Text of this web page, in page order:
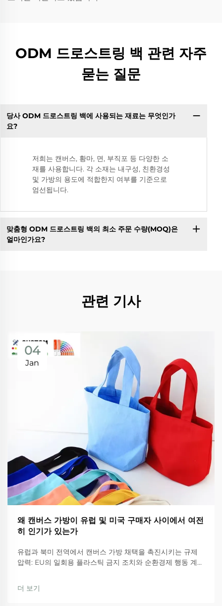
ODM 드로스트링 백 관련 자주
묻는 질문
당사 ODM 드로스트링 백에 사용되는 재료는 무엇인가
요?
저희는 캔버스, 황마, 면, 부직포 등 다양한 소
재를 사용합니다. 각 소재는 내구성, 친환경성
및 가방의 용도에 적합한지 여부를 기준으로
엄선됩니다.
맞춤형 ODM 드로스트링 백의 최소 주문 수량(MOQ)은
얼마인가요?
관련 기사
04
Jan
왜 캔버스 가방이 유럽 및 미국 구매자 사이에서 여전
히 인기가 있는가
유럽과 북미 전역에서 캔버스 가방 채택을 촉진시키는 규제
압력: EU의 일회용 플라스틱 금지 조치와 순환경제 행동 계
하도록 강하게 밀어붙이고 있습니다. 일회용 플라스틱 지침
(Single Use Plastics Directive)...
더 보기